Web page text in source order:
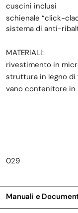
cuscini inclusi
schienale “click-
sistema di anti-
MATERIALI:
rivestimento in
struttura in legno di
vano contenitore in
029
Manuali e